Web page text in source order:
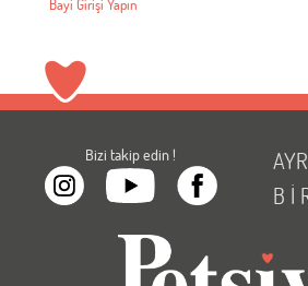
Bizi takip edin !